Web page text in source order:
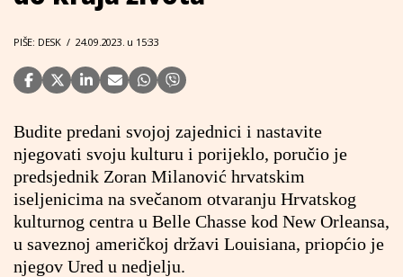
PIŠE: DESK / 24.09.2023. u 15:33
Budite predani svojoj zajednici i nastavite
njegovati svoju kulturu i porijeklo, poručio je
predsjednik Zoran Milanović hrvatskim
iseljenicima na svečanom otvaranju Hrvatskog
kulturnog centra u Belle Chasse kod New Orleansa,
u saveznoj američkoj državi Louisiana, priopćio je
njegov Ured u nedjelju.